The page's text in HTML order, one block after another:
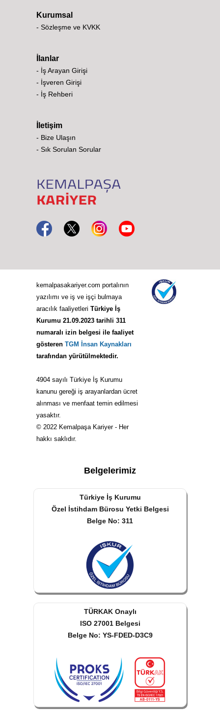
Kurumsal
- Sözleşme ve KVKK
İlanlar
- İş Arayan Girişi
- İşveren Girişi
- İş Rehberi
İletişim
- Bize Ulaşın
- Sık Sorulan Sorular
kemalpasakariyer.com portalının
yazılımı ve iş ve işçi bulmaya
aracılık faaliyetleri Türkiye İş
Kurumu 21.09.2023 tarihli 311
numaralı izin belgesi ile faaliyet
gösteren TGM İnsan Kaynakları
tarafından yürütülmektedir.
4904 sayılı Türkiye İş Kurumu
kanunu gereği iş arayanlardan ücret
alınması ve menfaat temin edilmesi
yasaktır.
© 2022 Kemalpaşa Kariyer - Her
hakkı saklıdır.
Belgelerimiz
Türkiye İş Kurumu
Özel İstihdam Bürosu Yetki Belgesi
Belge No: 311
TÜRKAK Onaylı
ISO 27001 Belgesi
Belge No: YS-FDED-D3C9